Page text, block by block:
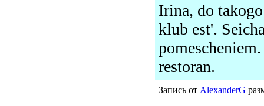
Irina, do
klub est'.
restoran.
Запись от AlexanderG